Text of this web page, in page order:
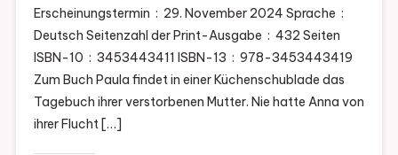
Immer
Deine
Tochter
Von
Hera
Erscheinungstermin ‏ : ‎ 29. November 2024 Sprache ‏ : ‎
Deutsch Seitenzahl der Print-Ausgabe ‏ : ‎ 432 Seiten
ISBN-10 ‏ : ‎ 3453443411 ISBN-13 ‏ : ‎ 978-3453443419
Zum Buch Paula findet in einer Küchenschublade das
Tagebuch ihrer verstorbenen Mutter. Nie hatte Anna von
ihrer Flucht […]